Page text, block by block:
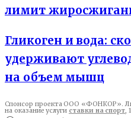
лимит
Гликоген и вода:
удерживают
на объем мышц
Спонсор проекта ООО «ФОНКОР».
на оказание услуги ставки на спорт,